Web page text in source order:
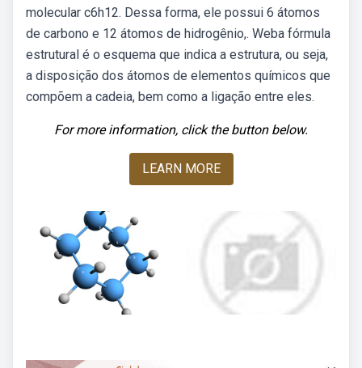
molecular c6h12. Dessa forma, ele possui 6 átomos
de carbono e 12 átomos de hidrogênio,. Weba fórmula
estrutural é o esquema que indica a estrutura, ou seja,
a disposição dos átomos de elementos químicos que
compõem a cadeia, bem como a ligação entre eles.
For more information, click the button below.
LEARN MORE